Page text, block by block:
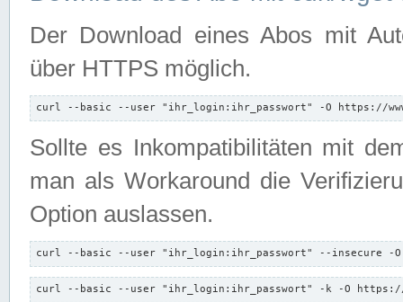
Der Download eines Abos mit
über HTTPS möglich.
curl --basic --user "ihr_login:ihr_passwort" -O https://
Sollte es Inkompatibilitäten mit
man als Workaround die
Option auslassen.
curl --basic --user "ihr_login:ihr_passwort" --insecure -
curl --basic --user "ihr_login:ihr_passwort" -k -O